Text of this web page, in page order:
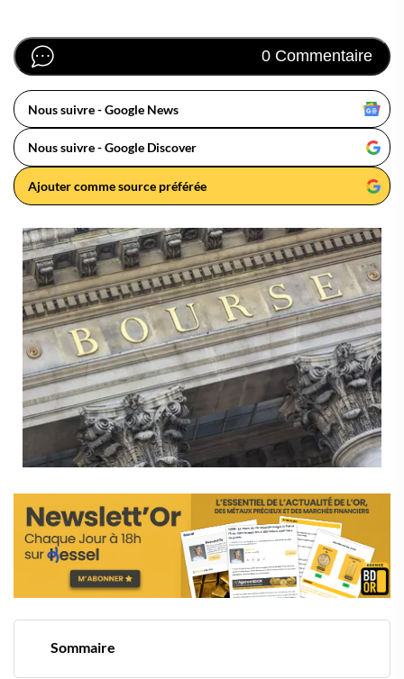
0 Commentaire
Nous suivre - Google News
Nous suivre - Google Discover
Ajouter comme source préférée
Sommaire